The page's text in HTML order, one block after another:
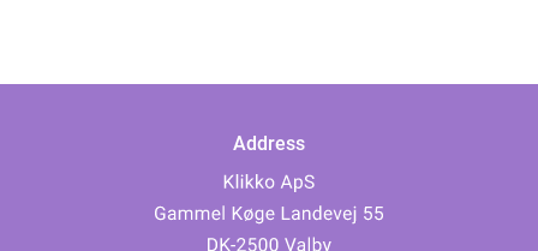
Address